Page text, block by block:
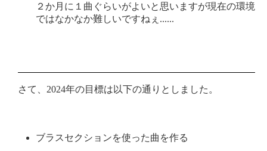
２か月に１曲ぐらいがよいと思いますが現在の環境
ではなかなか難しいですねぇ......
さて、2024年の目標は以下の通りとしました。
ブラスセクションを使った曲を作る